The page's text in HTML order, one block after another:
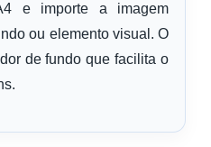
e importe a imagem
ou elemento visual. O
de fundo que facilita o